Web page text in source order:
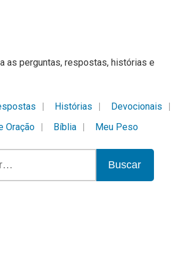
as perguntas, respostas, histórias e
Histórias
Devocionais
Oração
Bíblia Meu Peso
Buscar